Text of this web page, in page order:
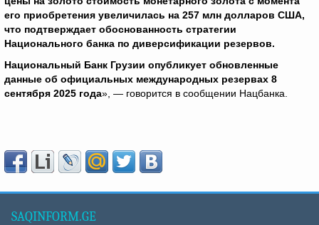
его приобретения увеличилась на 257 млн долларов США,
что подтверждает обоснованность стратегии
Национального банка по диверсификации резервов.
Национальный Банк Грузии опубликует обновленные
данные об официальных международных резервах 8
сентября 2025 года», — говорится в сообщении Нацбанка.
SAQINFORM.GE